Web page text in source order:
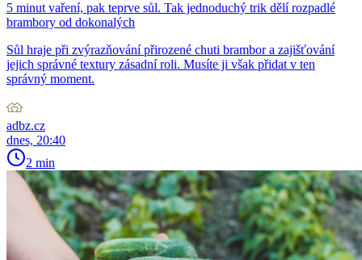
5 minut vaření, pak teprve sůl. Tak jednoduchý trik dělí rozpadlé
brambory od dokonalých
Sůl hraje při zvýrazňování přirozené chuti brambor a zajišťování
jejich správné textury zásadní roli. Musíte ji však přidat v ten
správný moment.
adbz.cz
dnes, 20:40
2 min